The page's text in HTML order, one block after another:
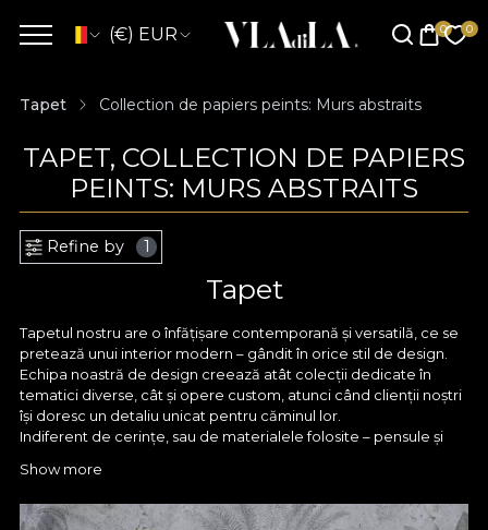
(€) EUR
Tapet Collection de papiers peints: Murs abstraits
TAPET, COLLECTION DE PAPIERS
PEINTS: MURS ABSTRAITS
Refine by 1
Tapet
Tapetul nostru are o înfățișare contemporană și versatilă, ce se
pretează unui interior modern – gândit în orice stil de design.
Echipa noastră de design creează atât colecții dedicate în
tematici diverse, cât și opere custom, atunci când clienții noștri
își doresc un detaliu unicat pentru căminul lor.
Indiferent de cerințe, sau de materialele folosite – pensule și
conturat de designerii VLAdiLA pornește în primul rând cu un
atenție la detalii, mult drag și răbdare, alimentat de satisfacția și
Show more